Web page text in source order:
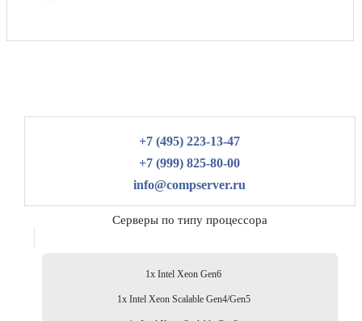
+7 (495) 223-13-47
+7 (999) 825-80-00
info@compserver.ru
Серверы по типу процессора
1x Intel Xeon Gen6
1x Intel Xeon Scalable Gen4/Gen5